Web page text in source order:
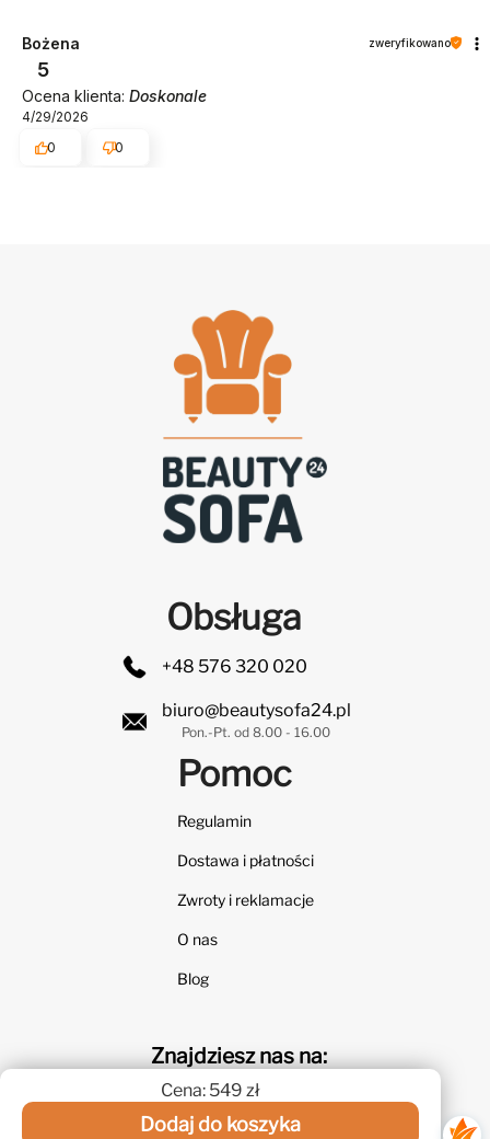
Bożena zweryfikowano
5
Ocena klienta: Doskonale
4/29/2026
0
0
Obsługa
+48 576 320 020
biuro@beautysofa24.pl
Pon.-Pt. od 8.00 - 16.00
Pomoc
Regulamin
Dostawa i płatności
Zwroty i reklamacje
O nas
Blog
Znajdziesz nas na:
Cena: 549 zł
Dodaj do koszyka